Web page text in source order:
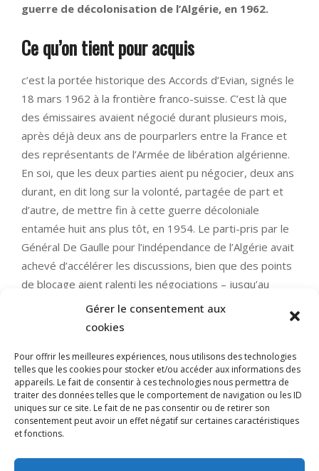
Gérer le consentement aux
cookies
Pour offrir les meilleures expériences, nous utilisons des technologies
telles que les cookies pour stocker et/ou accéder aux informations des
appareils. Le fait de consentir à ces technologies nous permettra de
traiter des données telles que le comportement de navigation ou les ID
uniques sur ce site. Le fait de ne pas consentir ou de retirer son
consentement peut avoir un effet négatif sur certaines caractéristiques
et fonctions.
guerre de décolonisation de l’Algérie, en 1962.
Ce qu’on tient pour acquis
c’est la portée historique des Accords d’Evian, signés le
18 mars 1962 à la frontière franco-suisse. C’est là que
des émissaires avaient négocié durant plusieurs mois,
après déjà deux ans de pourparlers entre la France et
des représentants de l’Armée de libération algérienne.
En soi, que les deux parties aient pu négocier, deux ans
durant, en dit long sur la volonté, partagée de part et
d’autre, de mettre fin à cette guerre décoloniale
entamée huit ans plus tôt, en 1954. Le parti-pris par le
Général De Gaulle pour l’indépendance de l’Algérie avait
achevé d’accélérer les discussions, bien que des points
de blocage aient ralenti les négociations – jusqu’au
dernier round, sur les rives du lac d’Evian. Depuis lors,
les Accords d’Evian sont généralement présentés
ultimes pourparlers, aux Rousses, qui se solderont dès
le lendemain, à midi exactement, le 19 mars 1962, par
un cessez-le feu annoncé dans tous les journaux,
achèveront définitivement la Guerre d’Algérie.